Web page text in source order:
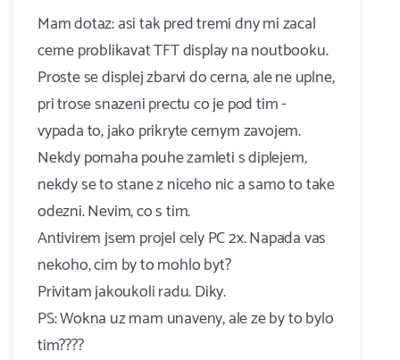
Mam dotaz: asi tak pred tremi dny mi zacal
cerne problikavat TFT display na noutbooku.
Proste se displej zbarvi do cerna, ale ne uplne,
pri trose snazeni prectu co je pod tim -
vypada to, jako prikryte cernym zavojem.
Nekdy pomaha pouhe zamleti s diplejem,
nekdy se to stane z niceho nic a samo to take
odezni. Nevim, co s tim.
Antivirem jsem projel cely PC 2x. Napada vas
nekoho, cim by to mohlo byt?
Privitam jakoukoli radu. Diky.
PS: Wokna uz mam unaveny, ale ze by to bylo
tim????